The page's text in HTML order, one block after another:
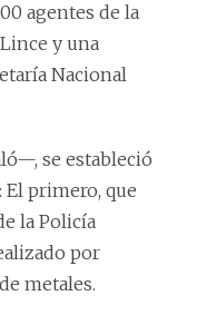
agentes de la
y una
Nacional
se estableció
primero, que
la Policía
por
metales.